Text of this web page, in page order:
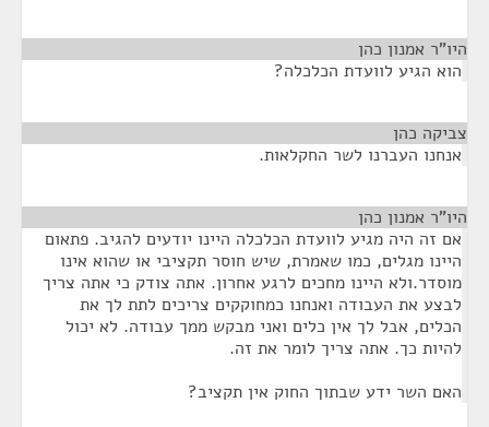
היו"ר אמנון כהן
הוא הגיע לוועדת הכלכלה?
צביקה כהן
אנחנו העברנו לשר החקלאות.
היו"ר אמנון כהן
אם זה היה מגיע לוועדת הכלכלה היינו יודעים להגיב. פתאום
היינו מגלים, כמו שאמרת, שיש חוסר תקציבי או שהוא אינו
מוסדר.ולא היינו מחכים לרגע אחרון. אתה צודק כי אתה צריך
לבצע את העבודה ואנחנו כמחוקקים צריכים לתת לך את
הכלים, אבל לך אין כלים ואני מבקש ממך עבודה. לא יכול
להיות כך. אתה צריך לומר את זה.
האם השר ידע שבתוך החוק אין תקציב?